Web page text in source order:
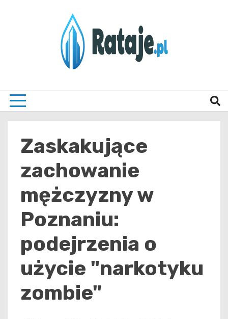
Zaskakujące
zachowanie
mężczyzny w
Poznaniu:
podejrzenia o
użycie "narkotyku
zombie"